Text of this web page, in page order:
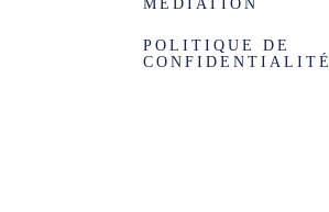
POLITIQUE DE
CONFIDENTIALITÉ